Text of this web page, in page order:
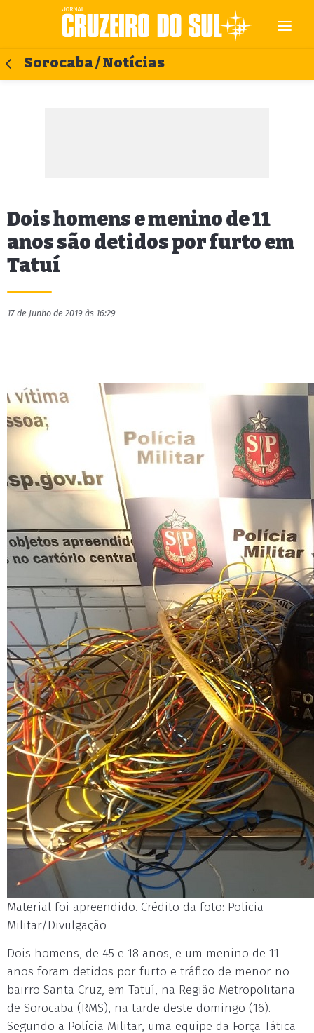
Sorocaba / Notícias
Dois homens e menino de 11
anos são detidos por furto em
Tatuí
17 de Junho de 2019 às 16:29
Material foi apreendido. Crédito da foto: Polícia
Militar/Divulgação
Dois homens, de 45 e 18 anos, e um menino de 11
anos foram detidos por furto e tráfico de menor no
bairro Santa Cruz, em Tatuí, na Região Metropolitana
de Sorocaba (RMS), na tarde deste domingo (16).
Segundo a Polícia Militar, uma equipe da Força Tática